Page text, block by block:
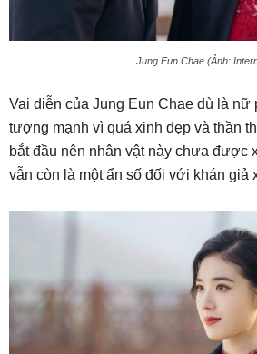
Jung Eun Chae (Ảnh:
Vai diễn của Jung Eun Chae dù là nữ
tượng mạnh vì quá xinh đẹp và thần
bắt đầu nên nhân vật này chưa được
vẫn còn là một ẩn số đối với khán giả